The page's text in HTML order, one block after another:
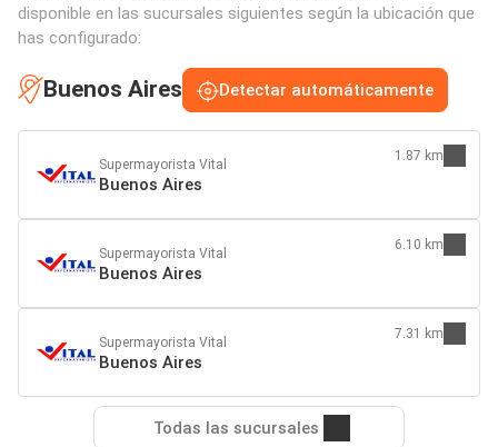
disponible en las sucursales siguientes según la ubicación que
has configurado:
Buenos Aires Detectar automáticamente
Supermayorista Vital
Buenos Aires
1.87 km
Supermayorista Vital
Buenos Aires
6.10 km
Supermayorista Vital
Buenos Aires
7.31 km
Todas las sucursales